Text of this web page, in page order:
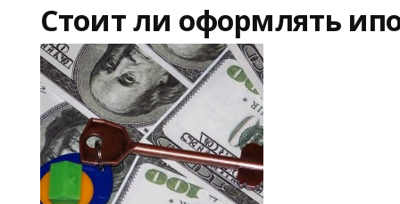
Стоит ли оформлять